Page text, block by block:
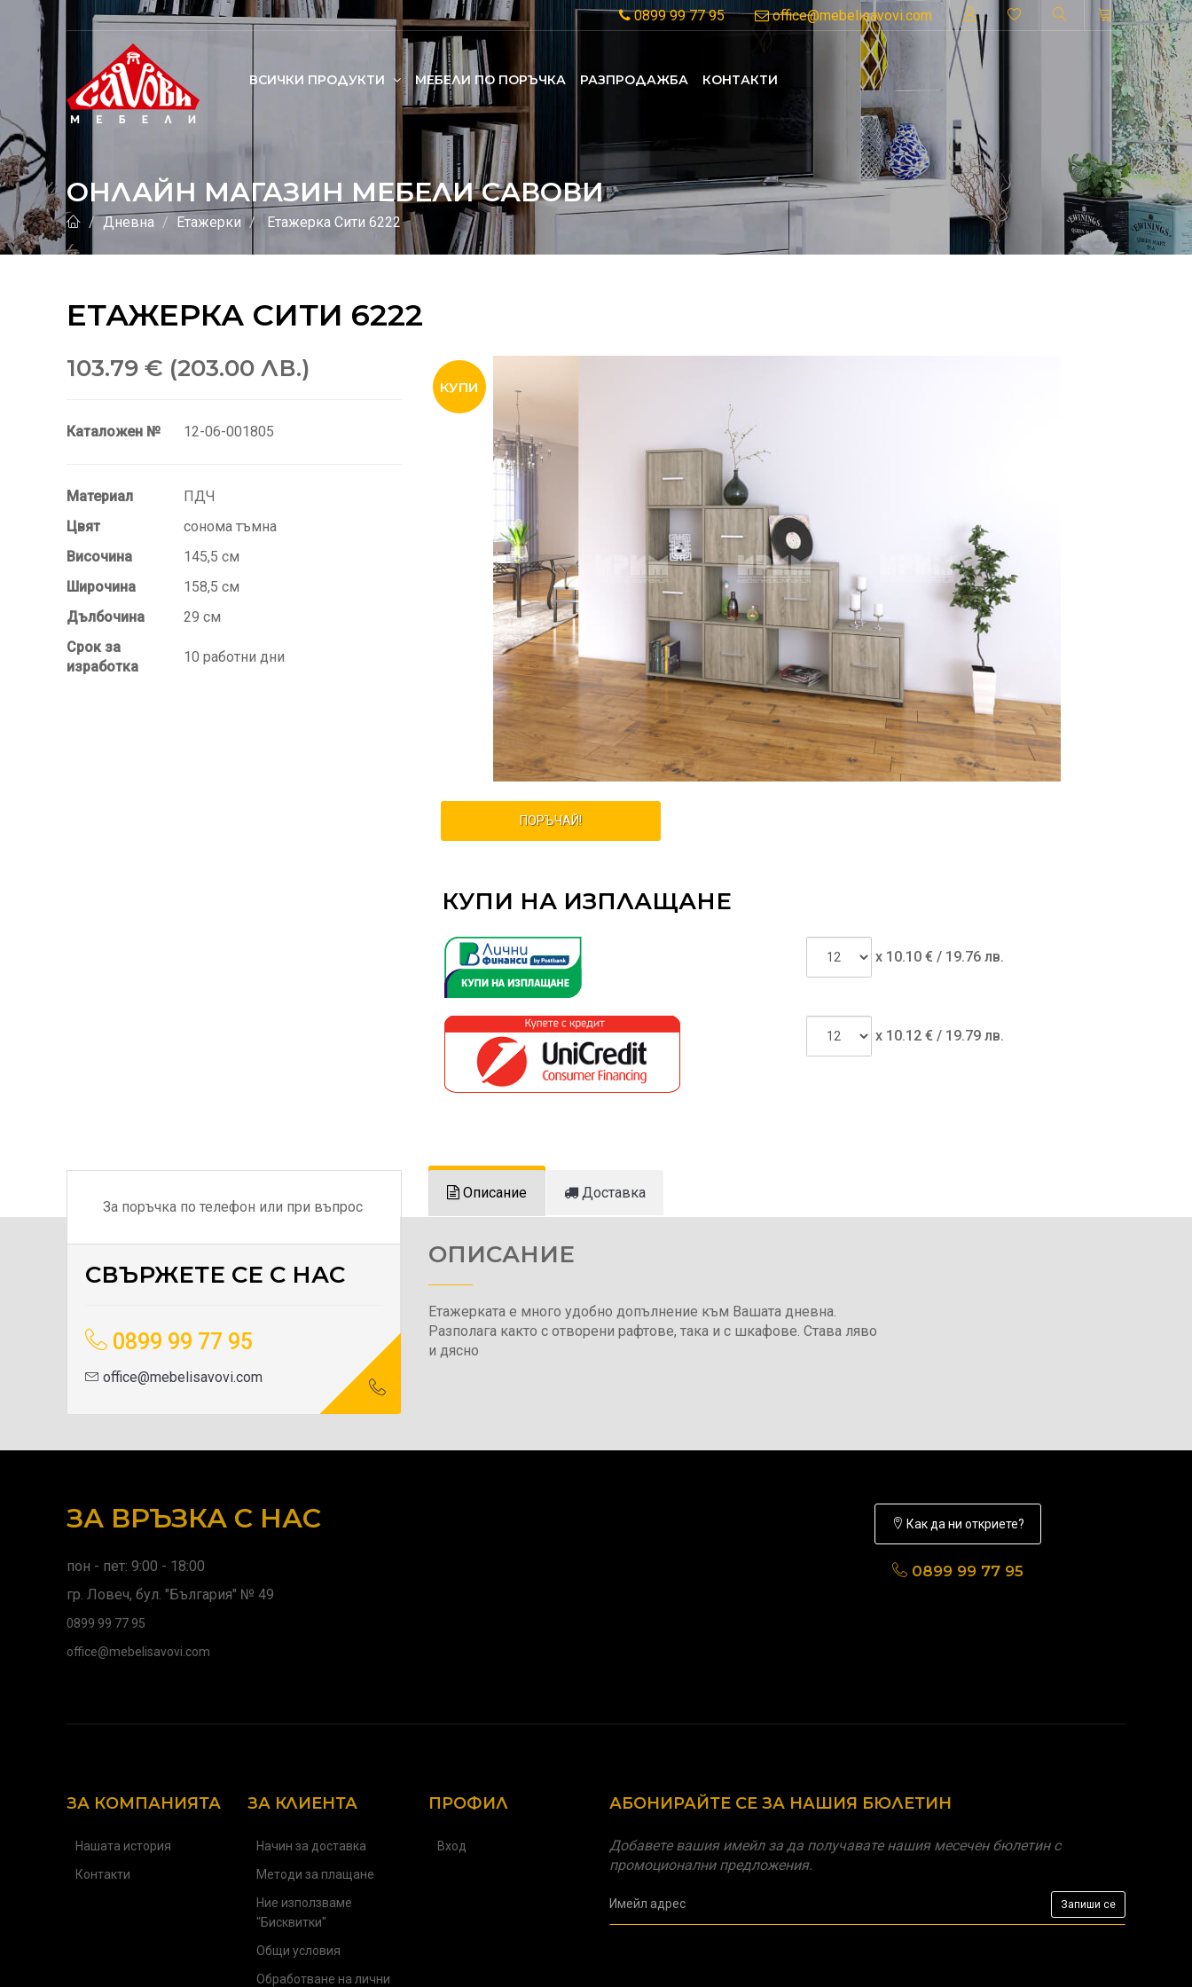
0899 99 77 95 office@mebelisavovi.com
ВСИЧКИ ПРОДУКТИ MЕБЕЛИ ПО ПОРЪЧКА РАЗПРОДАЖБА КОНТАКТИ
ОНЛАЙН МАГАЗИН МЕБЕЛИ САВОВИ
Дневна Етажерки Етажерка Сити 6222
ЕТАЖЕРКА СИТИ 6222
103.79 € (203.00 ЛВ.)
Каталожен № 12-06-001805
Материал
ПДЧ
Цвят
сонома тъмна
Височина
145,5 см
Широчина
158,5 см
Дълбочина
29 см
Срок за
изработка
10 работни дни
ПОРЪЧАЙ!
КУПИ НА ИЗПЛАЩАНЕ
x 10.10€ / 19.76 лв.
x 10.12€ / 19.79 лв.
За поръчка по телефон или при въпрос
СВЪРЖЕТЕ СЕ С НАС
0899 99 77 95
office@mebelisavovi.com
Описание Доставка
ОПИСАНИЕ
Етажерката е много удобно допълнение към Вашата дневна.
Разполага както с отворени рафтове, така и с шкафове. Става ляво
и дясно
ЗА ВРЪЗКА С НАС
пон - пет: 9:00 - 18:00
гр. Ловеч, бул. "България" № 49
0899 99 77 95
office@mebelisavovi.com
Как да ни откриете?
0899 99 77 95
ЗА КОМПАНИЯТА
Нашата история
Контакти
ЗА КЛИЕНТА
Начин за доставка
Методи за плащане
Ние използваме
"Бисквитки"
Общи условия
Обработване на лични
ПРОФИЛ
Вход
АБОНИРАЙТЕ СЕ ЗА НАШИЯ БЮЛЕТИН
Добавете вашия имейл за да получавате нашия месечен бюлетин с
промоционални предложения.